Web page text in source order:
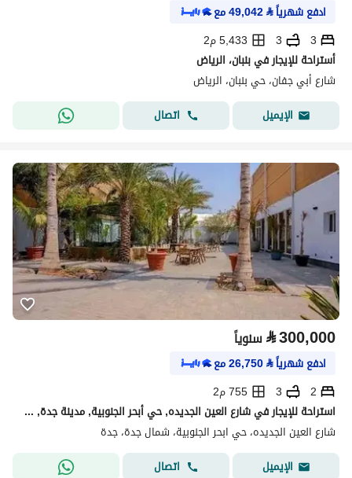
ادفع شهرياً⃁
49,042مع
3
3
5,433 م2
أستراحة للإيجار في بنبان، الرياض
شارع أبي جفان، حي بنبان، الرياض
الإيميل
اتصال
⃁300,000 سنوياً
ادفع شهرياً⃁
26,750مع
2
3
755 م2
استراحة للإيجار في شارع العين الجديده, حي أبحر الجنوبية, مدينة جدة, منطقة مكة المكرمة
شارع العين الجديده، حي ابحر الجنوبية، شمال جدة، جدة
الإيميل
اتصال